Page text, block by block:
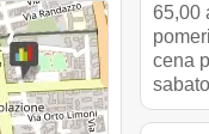
65,00
cena